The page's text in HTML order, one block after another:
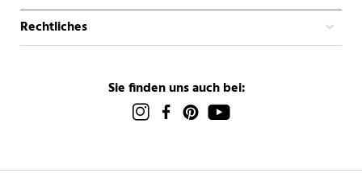
Rechtliches
Sie finden uns auch bei: